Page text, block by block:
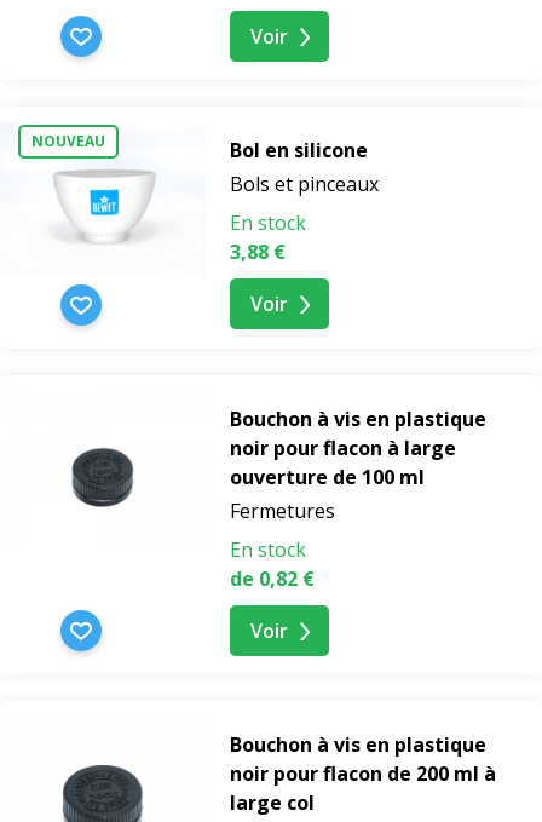
Voir
NOUVEAU
Bol en silicone
Bols et pinceaux
En stock
3,88 €
Voir
Bouchon à vis en plastique
noir pour flacon à large
ouverture de 100 ml
Fermetures
En stock
de 0,82 €
Voir
Bouchon à vis en plastique
noir pour flacon de 200 ml à
large col